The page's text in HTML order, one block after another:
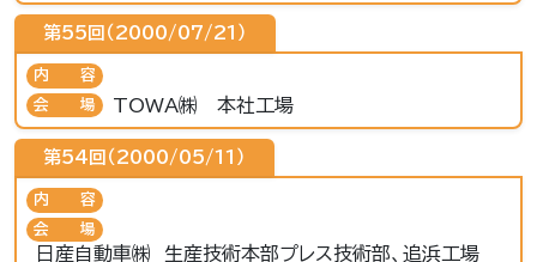
第55回（2000/07/21）
内容
会場
TOWA㈱ 本社工場
第54回（2000/05/11）
内容
会場
日産自動車㈱ 生産技術本部プレス技術部、追浜工場